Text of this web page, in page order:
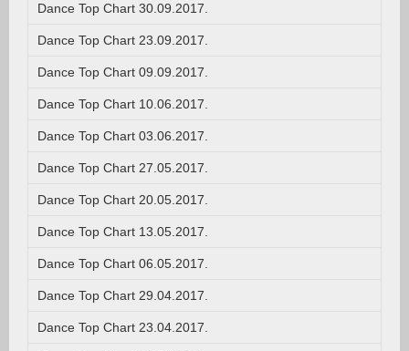
Dance Top Chart 30.09.2017.
Dance Top Chart 23.09.2017.
Dance Top Chart 09.09.2017.
Dance Top Chart 10.06.2017.
Dance Top Chart 03.06.2017.
Dance Top Chart 27.05.2017.
Dance Top Chart 20.05.2017.
Dance Top Chart 13.05.2017.
Dance Top Chart 06.05.2017.
Dance Top Chart 29.04.2017.
Dance Top Chart 23.04.2017.